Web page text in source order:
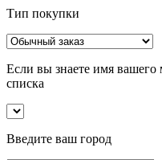
Тип покупки
Если вы знаете имя вашего
списка
Введите ваш город